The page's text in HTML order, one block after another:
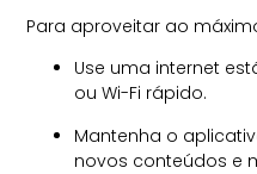
Para aproveitar ao
Use uma internet
ou Wi-Fi rápido.
Mantenha o
novos conteúdos e